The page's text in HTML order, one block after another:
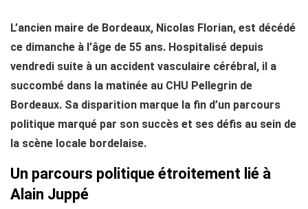
L’ancien maire de Bordeaux, Nicolas Florian, est décédé
ce dimanche à l’âge de 55 ans. Hospitalisé depuis
vendredi suite à un accident vasculaire cérébral, il a
succombé dans la matinée au CHU Pellegrin de
Bordeaux. Sa disparition marque la fin d’un parcours
politique marqué par son succès et ses défis au sein de
la scène locale bordelaise.
Un parcours politique étroitement lié à
Alain Juppé